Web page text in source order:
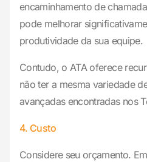
encaminhamento de
pode melhorar
produtividade da sua equipe.
Contudo, o ATA oferece
não ter a mesma variedade
avançadas encontradas nos
4. Custo
Considere seu orçamento.